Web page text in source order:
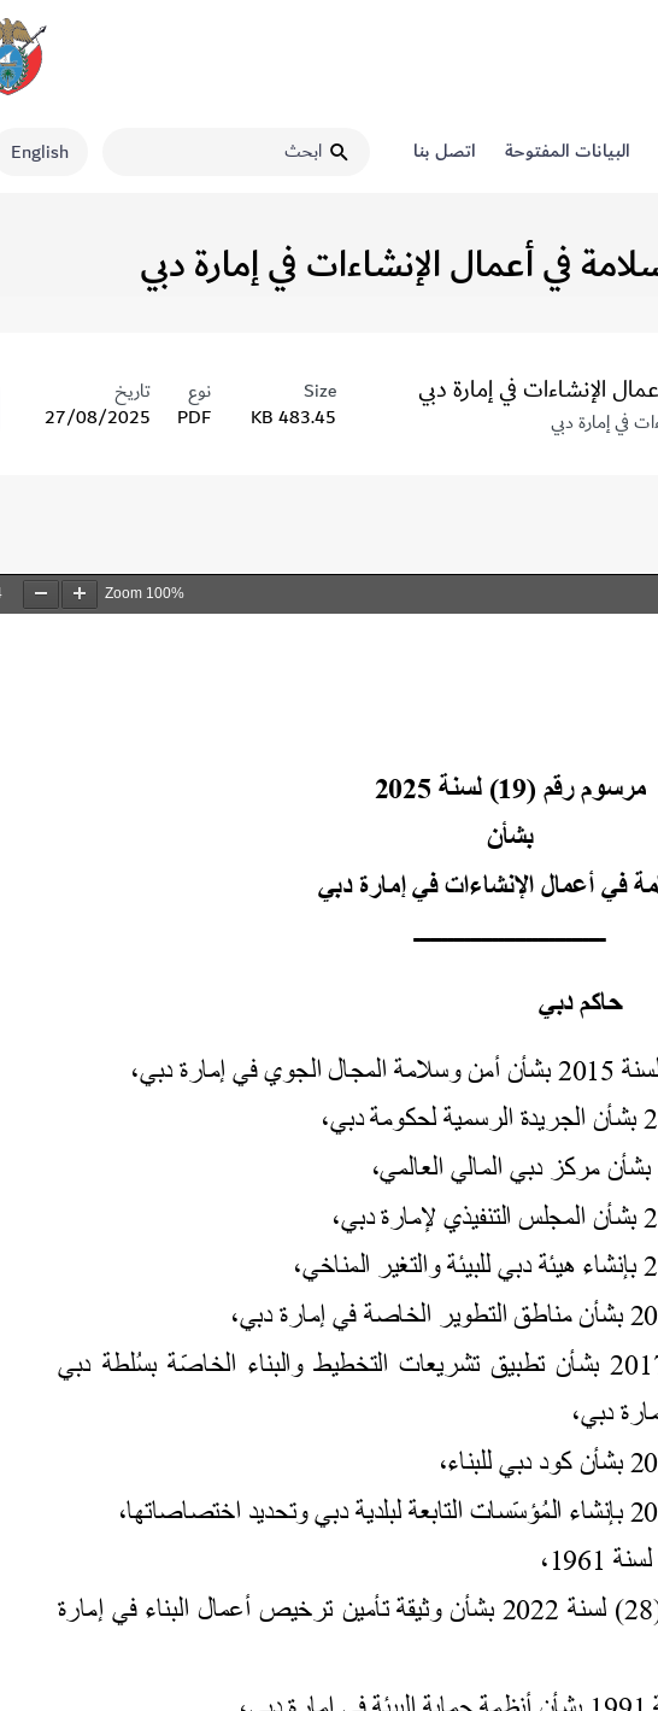
البيانات المفتوحة اتصل بنا English
Size
483.45 KB
نوع
PDF
تاريخ
27/08/2025
Zoom 100%